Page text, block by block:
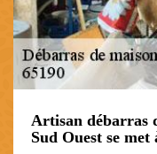
Artisan débarras
Sud Ouest se